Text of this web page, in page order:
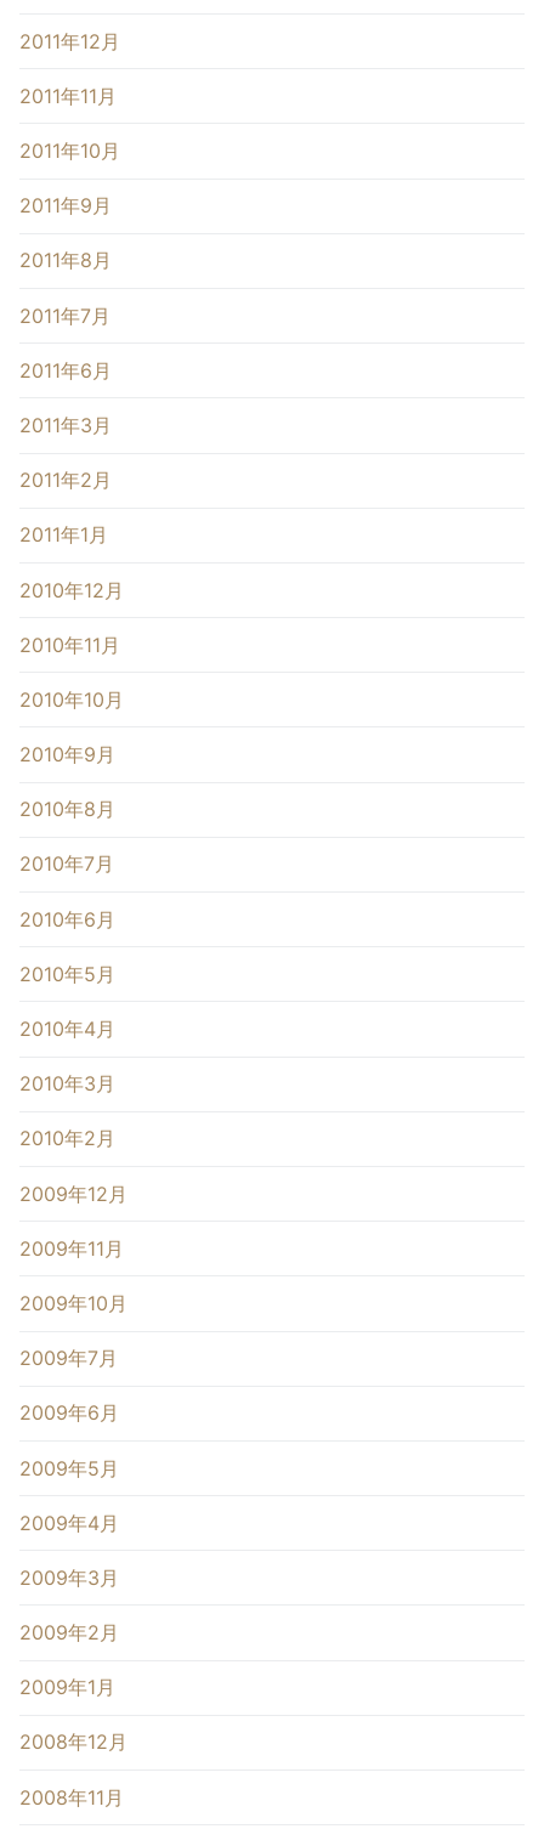
2011年12月
2011年11月
2011年10月
2011年9月
2011年8月
2011年7月
2011年6月
2011年3月
2011年2月
2011年1月
2010年12月
2010年11月
2010年10月
2010年9月
2010年8月
2010年7月
2010年6月
2010年5月
2010年4月
2010年3月
2010年2月
2009年12月
2009年11月
2009年10月
2009年7月
2009年6月
2009年5月
2009年4月
2009年3月
2009年2月
2009年1月
2008年12月
2008年11月